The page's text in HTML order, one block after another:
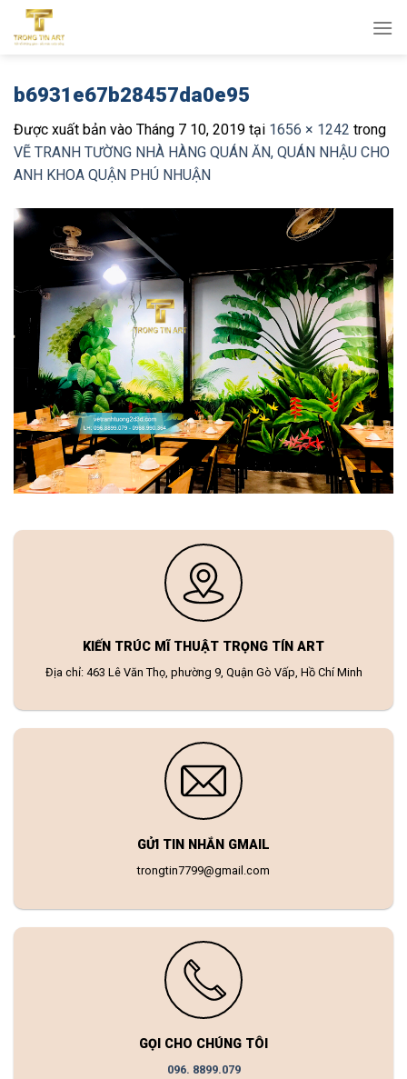
qua
b6931e67b28457da0e95
Được xuất bản vào Tháng 7 10, 2019 tại 1656 × 1242 trong
VẼ TRANH TƯỜNG NHÀ HÀNG QUÁN ĂN, QUÁN NHẬU CHO
ANH KHOA QUẬN PHÚ NHUẬN
KIẾN TRÚC MĨ THUẬT TRỌNG TÍN ART
Địa chỉ: 463 Lê Văn Thọ, phường 9, Quận Gò Vấp, Hồ Chí Minh
GỬI TIN NHẮN GMAIL
trongtin7799@gmail.com
GỌI CHO CHÚNG TÔI
096. 8899.079